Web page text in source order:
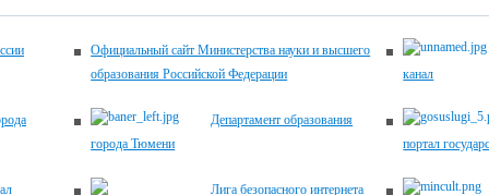
Александровна,
заместитель
Официальный сайт Министерства науки и высшего
образования Российской Федерации
канал
Департамент образования
города Тюмени
портал
Лига безопасного интернета